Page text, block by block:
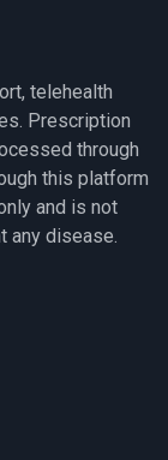
telehealth
Prescription
through
this platform
and is not
any disease.